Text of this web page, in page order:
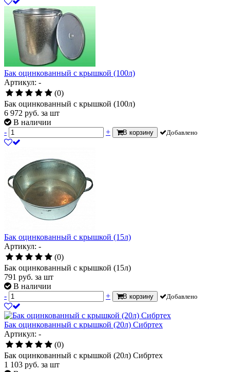
Бак оцинкованный с крышкой (100л)
Артикул: -
(0)
Бак оцинкованный с крышкой (100л)
6 972 руб. за шт
В наличии
-
+ В корзину Добавлено
Бак оцинкованный с крышкой (15л)
Артикул: -
(0)
Бак оцинкованный с крышкой (15л)
791 руб. за шт
В наличии
-
+ В корзину Добавлено
Бак оцинкованный с крышкой (20л) Сибртех
Артикул: -
(0)
Бак оцинкованный с крышкой (20л) Сибртех
1 103 руб. за шт